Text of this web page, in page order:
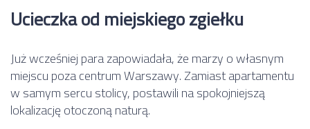
Ucieczka od miejskiego zgiełku
Już wcześniej para zapowiadała, że marzy o własnym
miejscu poza centrum Warszawy. Zamiast apartamentu
w samym sercu stolicy, postawili na spokojniejszą
lokalizację otoczoną naturą.